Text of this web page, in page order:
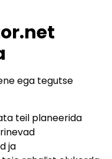
ega tegutse
teil planeerida
ja